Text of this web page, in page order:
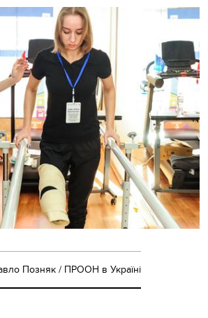
Позняк / ПРООН в Україні